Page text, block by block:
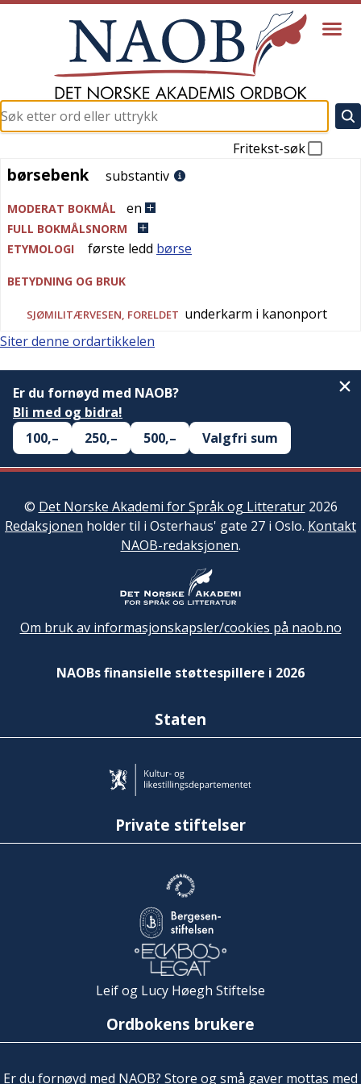
Fritekst-søk
børsebenk
børsebenk substantiv
MODERAT BOKMÅL en
FULL BOKMÅLSNORM
ETYMOLOGI
første ledd børse
BETYDNING OG BRUK
SJØMILITÆRVESEN, FORELDET underkarm i kanonport
Siter denne ordartikkelen
Er du fornøyd med NAOB?
Bli med og bidra!
100,–
250,– 500,– Valgfri sum
© Det Norske Akademi for Språk og Litteratur2026
Redaksjonen holder til i Osterhaus' gate 27 i Oslo. Kontakt
NAOB-redaksjonen.
Om bruk av informasjonskapsler/cookies på naob.no
NAOBs finansielle støttespillere i 2026
Staten
Private stiftelser
Leif og Lucy Høegh Stiftelse
Ordbokens brukere
Er du fornøyd med NAOB? Store og små gaver mottas med